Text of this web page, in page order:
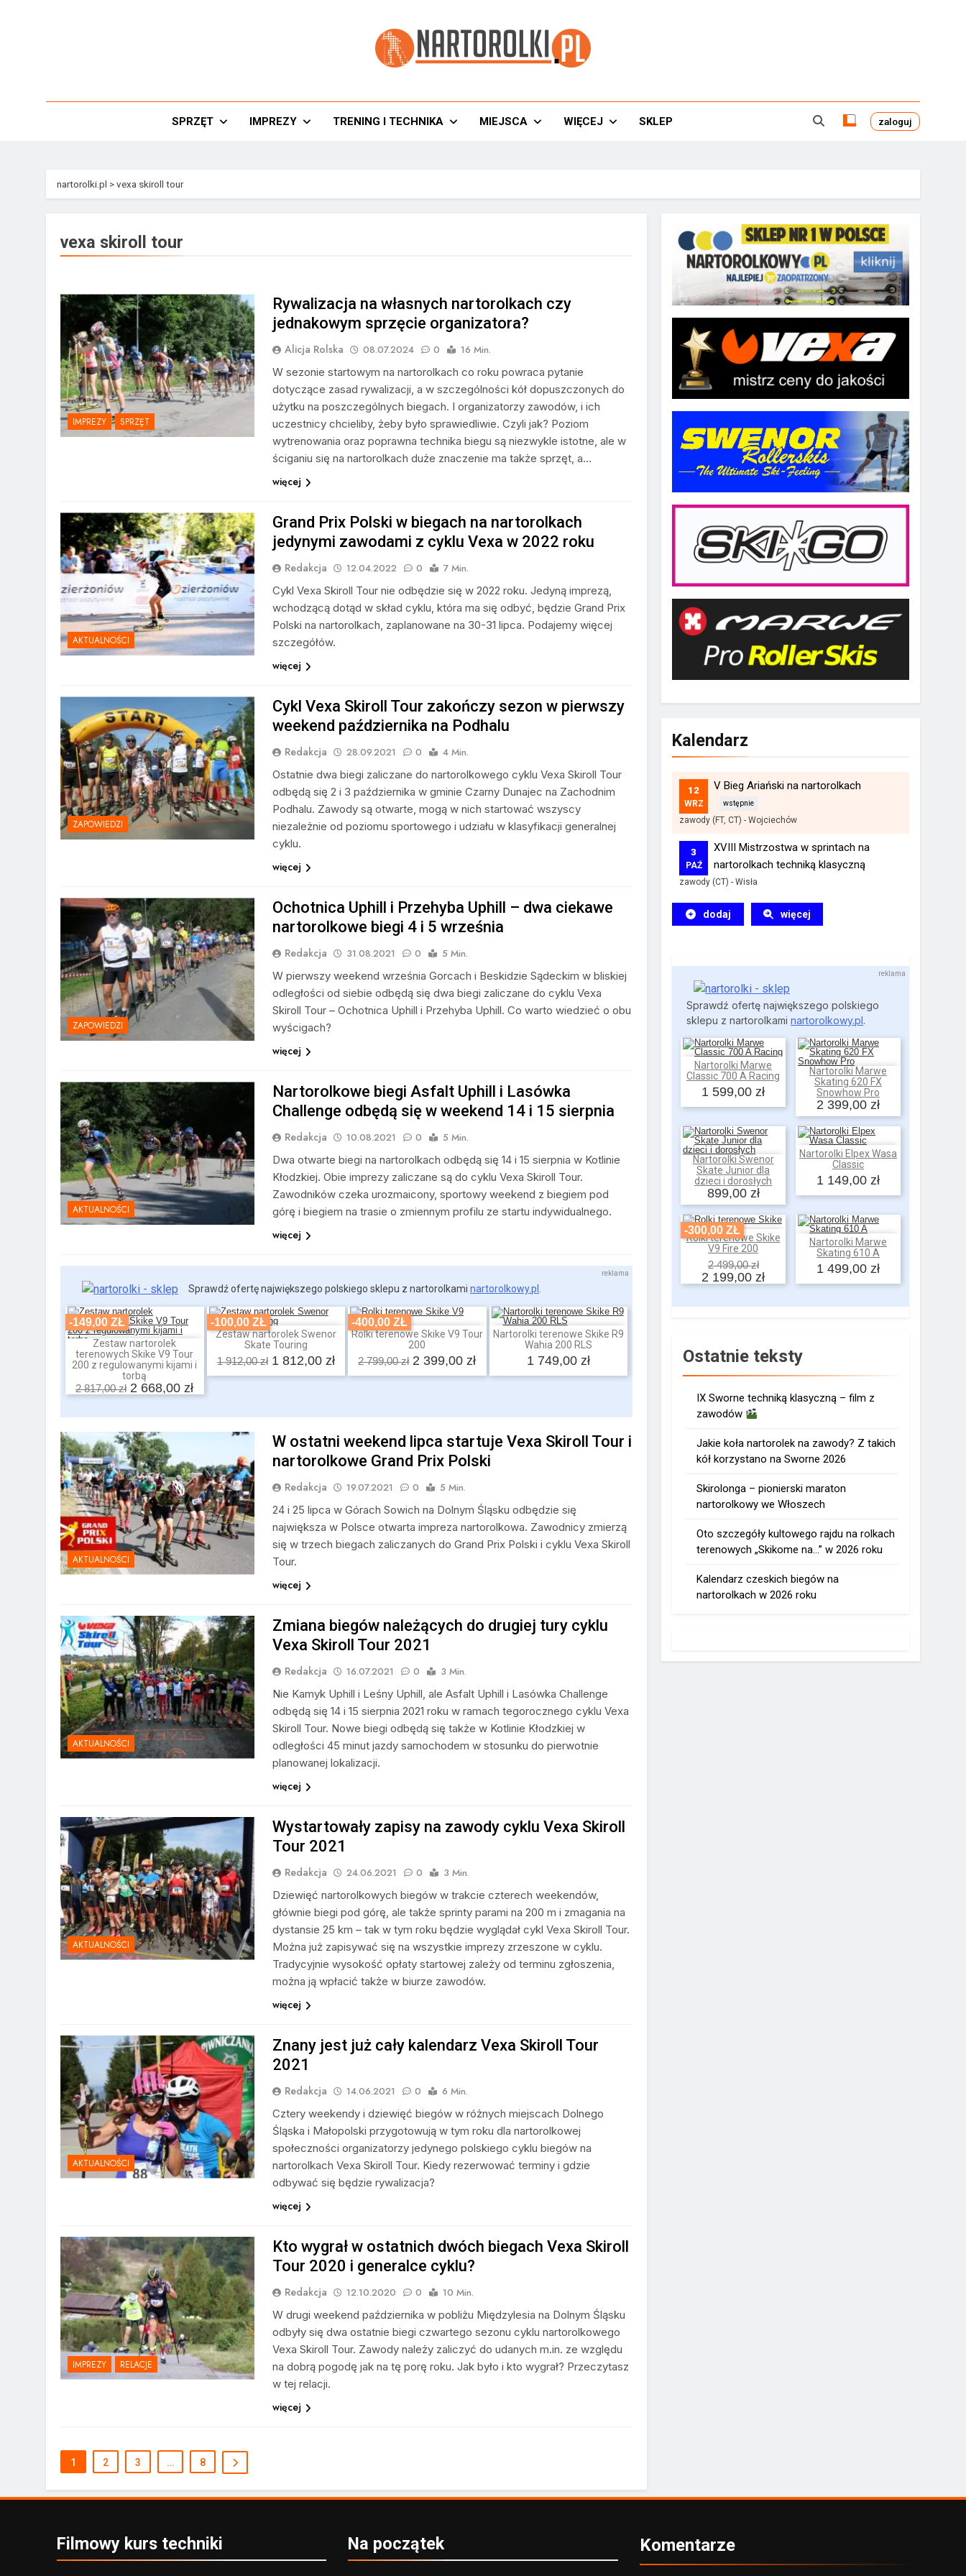
SPRZĘT IMPREZY TRENING I TECHNIKA MIEJSCA WIĘCEJ SKLEP zaloguj
nartorolki.pl >vexa skiroll tour
vexa skiroll tour
IMPREZY SPRZĘT
Rywalizacja na własnych nartorolkach czy
jednakowym sprzęcie organizatora?
Alicja Rolska 08.07.2024 0
16 Min.
W sezonie startowym na nartorolkach co roku powraca pytanie
dotyczące zasad rywalizacji, a w szczególności kół dopuszczonych do
użytku na poszczególnych biegach. I organizatorzy zawodów, i ich
uczestnicy chcieliby, żeby było sprawiedliwie. Czyli jak? Poziom
wytrenowania oraz poprawna technika biegu są niezwykle istotne, ale w
ściganiu się na nartorolkach duże znaczenie ma także sprzęt, a…
więcej
AKTUALNOŚCI
Grand Prix Polski w biegach na nartorolkach
jedynymi zawodami z cyklu Vexa w 2022 roku
Redakcja 12.04.2022 0
7 Min.
Cykl Vexa Skiroll Tour nie odbędzie się w 2022 roku. Jedyną imprezą,
wchodzącą dotąd w skład cyklu, która ma się odbyć, będzie Grand Prix
Polski na nartorolkach, zaplanowane na 30-31 lipca. Podajemy więcej
szczegółów.
więcej
ZAPOWIEDZI
Cykl Vexa Skiroll Tour zakończy sezon w pierwszy
weekend października na Podhalu
Redakcja 28.09.2021 0
4 Min.
Ostatnie dwa biegi zaliczane do nartorolkowego cyklu Vexa Skiroll Tour
odbędą się 2 i 3 października w gminie Czarny Dunajec na Zachodnim
Podhalu. Zawody są otwarte, mogą w nich startować wszyscy
niezależnie od poziomu sportowego i udziału w klasyfikacji generalnej
cyklu.
więcej
ZAPOWIEDZI
Ochotnica Uphill i Przehyba Uphill – dwa ciekawe
nartorolkowe biegi 4 i 5 września
Redakcja 31.08.2021 0
5 Min.
W pierwszy weekend września Gorcach i Beskidzie Sądeckim w bliskiej
odległości od siebie odbędą się dwa biegi zaliczane do cyklu Vexa
Skiroll Tour – Ochotnica Uphill i Przehyba Uphill. Co warto wiedzieć o obu
wyścigach?
więcej
AKTUALNOŚCI
Nartorolkowe biegi Asfalt Uphill i Lasówka
Challenge odbędą się w weekend 14 i 15 sierpnia
Redakcja 10.08.2021 0
5 Min.
Dwa otwarte biegi na nartorolkach odbędą się 14 i 15 sierpnia w Kotlinie
Kłodzkiej. Obie imprezy zaliczane są do cyklu Vexa Skiroll Tour.
Zawodników czeka urozmaicony, sportowy weekend z biegiem pod
górę i biegiem na trasie o zmiennym profilu ze startu indywidualnego.
więcej
Sprawdź ofertę największego polskiego sklepu z nartorolkami nartorolkowy.pl
-149,00 ZŁ
Zestaw nartorolek
terenowych Skike V9 Tour
200 z regulowanymi kijami i
torbą
2 817,00 zł 2 668,00 zł
Dodaj do koszyka
-100,00 ZŁ
Zestaw nartorolek Swenor
Skate Touring
1 912,00 zł 1 812,00 zł
Dodaj do koszyka
-400,00 ZŁ
Rolki terenowe Skike V9 Tour
200
2 799,00 zł 2 399,00 zł
Dodaj do koszyka
Nartorolki terenowe Skike R9
Wahia 200 RLS
1 749,00 zł
Dodaj do koszyka
AKTUALNOŚCI
W ostatni weekend lipca startuje Vexa Skiroll Tour i
nartorolkowe Grand Prix Polski
Redakcja 19.07.2021 0
5 Min.
24 i 25 lipca w Górach Sowich na Dolnym Śląsku odbędzie się
największa w Polsce otwarta impreza nartorolkowa. Zawodnicy zmierzą
się w trzech biegach zaliczanych do Grand Prix Polski i cyklu Vexa Skiroll
Tour.
więcej
AKTUALNOŚCI
Zmiana biegów należących do drugiej tury cyklu
Vexa Skiroll Tour 2021
Redakcja 16.07.2021 0
3 Min.
Nie Kamyk Uphill i Leśny Uphill, ale Asfalt Uphill i Lasówka Challenge
odbędą się 14 i 15 sierpnia 2021 roku w ramach tegorocznego cyklu Vexa
Skiroll Tour. Nowe biegi odbędą się także w Kotlinie Kłodzkiej w
odległości 45 minut jazdy samochodem w stosunku do pierwotnie
planowanej lokalizacji.
więcej
AKTUALNOŚCI
Wystartowały zapisy na zawody cyklu Vexa Skiroll
Tour 2021
Redakcja 24.06.2021 0
3 Min.
Dziewięć nartorolkowych biegów w trakcie czterech weekendów,
głównie biegi pod górę, ale także sprinty parami na 200 m i zmagania na
dystansie 25 km – tak w tym roku będzie wyglądał cykl Vexa Skiroll Tour.
Można już zapisywać się na wszystkie imprezy zrzeszone w cyklu.
Tradycyjnie wysokość opłaty startowej zależy od terminu zgłoszenia,
można ją wpłacić także w biurze zawodów.
więcej
AKTUALNOŚCI
Znany jest już cały kalendarz Vexa Skiroll Tour
2021
Redakcja 14.06.2021 0
6 Min.
Cztery weekendy i dziewięć biegów w różnych miejscach Dolnego
Śląska i Małopolski przygotowują w tym roku dla nartorolkowej
społeczności organizatorzy jedynego polskiego cyklu biegów na
nartorolkach Vexa Skiroll Tour. Kiedy rezerwować terminy i gdzie
odbywać się będzie rywalizacja?
więcej
IMPREZY RELACJE
Kto wygrał w ostatnich dwóch biegach Vexa Skiroll
Tour 2020 i generalce cyklu?
Redakcja 12.10.2020 0
10 Min.
W drugi weekend października w pobliżu Międzylesia na Dolnym Śląsku
odbyły się dwa ostatnie biegi czwartego sezonu cyklu nartorolkowego
Vexa Skiroll Tour. Zawody należy zaliczyć do udanych m.in. ze względu
na dobrą pogodę jak na tę porę roku. Jak było i kto wygrał? Przeczytasz
w tej relacji.
więcej
1 2 3 … 8
Kalendarz
12
WRZ
V Bieg Ariański na nartorolkach
zawody (FT, CT) - Wojciechów
3
PAŹ
XVIII Mistrzostwa w sprintach na
nartorolkach techniką klasyczną
zawody (CT) - Wisła
dodaj więcej
Sprawdź ofertę największego polskiego
sklepu z nartorolkami nartorolkowy.pl .
Nartorolki Marwe
Classic 700 A Racing
1 599,00 zł
Dodaj do koszyka
Nartorolki Marwe
Skating 620 FX
Snowhow Pro
2 399,00 zł
Dodaj do koszyka
Nartorolki Swenor
Skate Junior dla
dzieci i dorosłych
899,00 zł
Dodaj do koszyka
Nartorolki Elpex Wasa
Classic
1 149,00 zł
Dodaj do koszyka
-300,00 ZŁ
Rolki terenowe Skike
V9 Fire 200
2 499,00 zł
2 199,00 zł
Dodaj do koszyka
Nartorolki Marwe
Skating 610 A
1 499,00 zł
Dodaj do koszyka
Ostatnie teksty
IX Sworne techniką klasyczną – film z
zawodów
Jakie koła nartorolek na zawody? Z takich
kół korzystano na Sworne 2026
Skirolonga – pionierski maraton
nartorolkowy we Włoszech
Oto szczegóły kultowego rajdu na rolkach
terenowych „Skikome na…” w 2026 roku
Kalendarz czeskich biegów na
nartorolkach w 2026 roku
Filmowy kurs techniki Na początek Komentarze